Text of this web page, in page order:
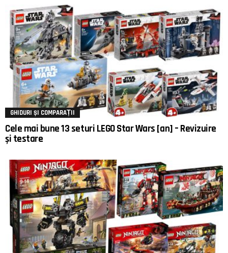
GHIDURI ȘI COMPARAȚII
Cele mai bune 13 seturi LEGO Star Wars [an] – Revizuire
și testare